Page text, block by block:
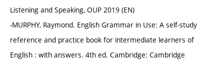
Listening and Speaking, OUP 2019 (EN)
-MURPHY, Raymond. English Grammar in Use: A self-study
reference and practice book for intermediate learners of
English : with answers. 4th ed. Cambridge: Cambridge